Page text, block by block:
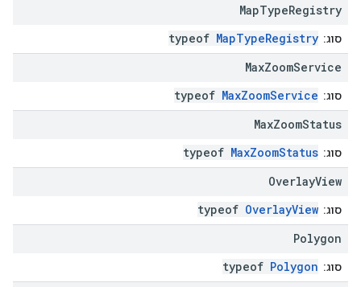
MapTypeRegistry
סוג: typeof MapTypeRegistry
MaxZoomService
סוג: typeof MaxZoomService
MaxZoomStatus
סוג: typeof MaxZoomStatus
OverlayView
סוג: typeof OverlayView
Polygon
סוג: typeof Polygon